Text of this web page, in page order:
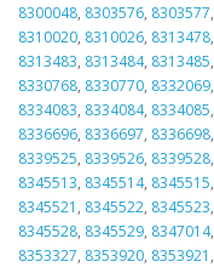
8300048, 8303576, 8303577,
8310020, 8310026, 8313478,
8313483, 8313484, 8313485,
8330768, 8330770, 8332069,
8334083, 8334084, 8334085,
8336696, 8336697, 8336698,
8339525, 8339526, 8339528,
8345513, 8345514, 8345515,
8345521 , 8345522, 8345523,
8345528, 8345529, 8347014,
8353327, 8353920, 8353921 ,